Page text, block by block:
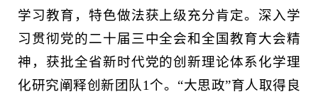
学习教育，特色做法获上级充分肯定。深入学
习贯彻党的二十届三中全会和全国教育大会精
神，获批全省新时代党的创新理论体系化学理
化研究阐释创新团队1个。“大思政”育人取得良